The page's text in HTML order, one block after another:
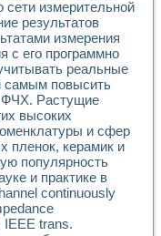
сети измерительной
результатов
измерения
с его программно
реальные
самым повысить
ФЧХ. Растущие
высоких
и сфер
пленок, керамик и
популярность
и практике в
continuously
trans.